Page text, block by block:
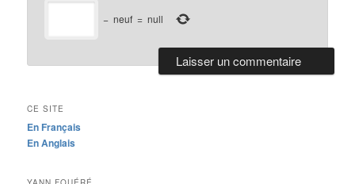
− neuf = null
CE SITE
En Français
En Anglais